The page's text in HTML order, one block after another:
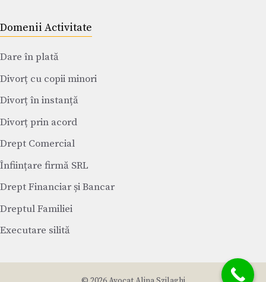
Domenii Activitate
Dare în plată
Divorț cu copii minori
Divorț în instanță
Divorț prin acord
Drept Comercial
Înființare firmă SRL
Drept Financiar și Bancar
Dreptul Familiei
Executare silită